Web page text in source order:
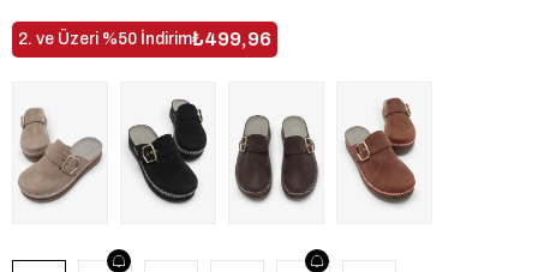
İndirim
2. ve Üzeri %50 İndirim₺499,96